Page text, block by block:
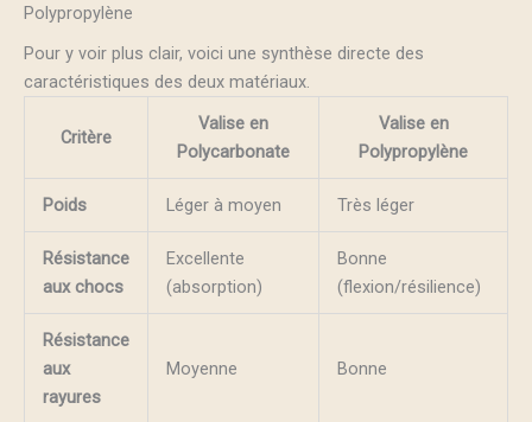
Polypropylène
Pour y voir plus clair, voici une synthèse directe des
caractéristiques des deux matériaux.
Critère
Valise en
Polycarbonate
Valise en
Polypropylène
Poids Léger à moyen Très léger
Résistance
aux chocs
Excellente
(absorption)
Bonne
(flexion/résilience)
Résistance
aux
rayures
Moyenne Bonne